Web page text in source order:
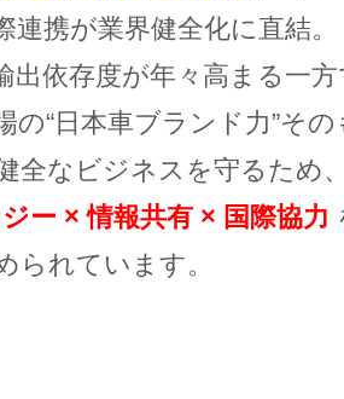
連携が業界健全化に直結。
出依存度が年々高まる一
の“日本車ブランド力”そ
全なビジネスを守るため
ー × 情報共有 × 国際協力
られています。